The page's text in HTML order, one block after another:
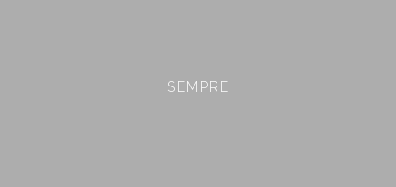
SEMPRE